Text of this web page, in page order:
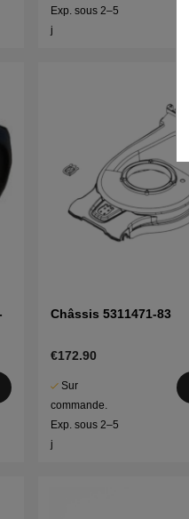
Exp. sous 2–5
j
Châssis 5311471-83
€172.90
Sur
commande.
Exp. sous 2–5
j